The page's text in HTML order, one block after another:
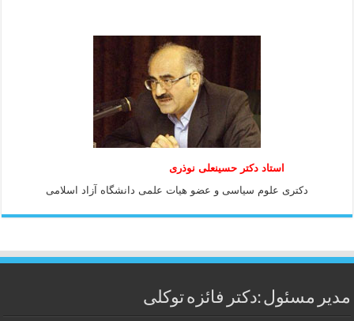
استاد دكتر حسينعلی نوذری
دكتری علوم سياسی و عضو هيات علمی دانشگاه آزاد اسلامی
مدیر مسئول :دکتر فائزه توکلی